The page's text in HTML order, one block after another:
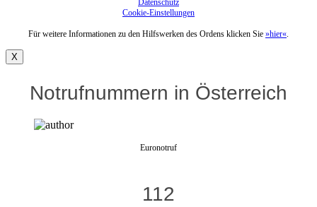
Datenschutz
Cookie-Einstellungen
Für weitere Informationen zu den Hilfswerken des Ordens klicken Sie »hier«.
X
Notrufnummern in Österreich
Euronotruf
112